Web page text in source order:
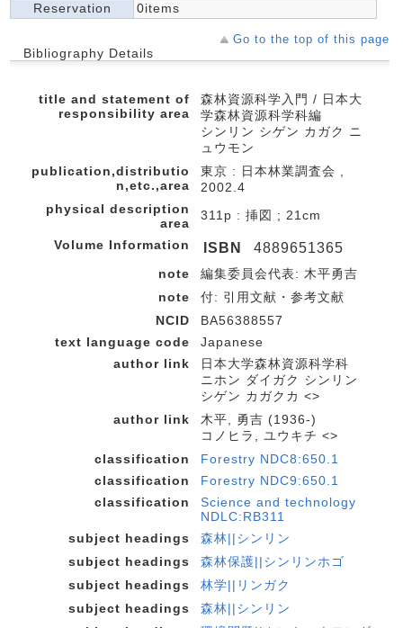
Reservation
0items
Go to the top of this page
Bibliography Details
title and statement of
responsibility area
森林資源科学入門 / 日本大
学森林資源科学科編
シンリン シゲン カガク ニ
ュウモン
publication,distributio
n,etc.,area
東京 : 日本林業調査会 ,
2002.4
physical description
area
311p : 挿図 ; 21cm
Volume Information ISBN 4889651365
note
編集委員会代表: 木平勇吉
note
付: 引用文献・参考文献
NCID
BA56388557
text language code
Japanese
author link
日本大学森林資源科学科
ニホン ダイガク シンリン
シゲン カガクカ <>
author link
木平, 勇吉 (1936-)
コノヒラ, ユウキチ <>
classification
Forestry NDC8:650.1
classification
Forestry NDC9:650.1
classification
Science and technology
NDLC:RB311
subject headings
森林||シンリン
subject headings
森林保護||シンリンホゴ
subject headings
林学||リンガク
subject headings
森林||シンリン